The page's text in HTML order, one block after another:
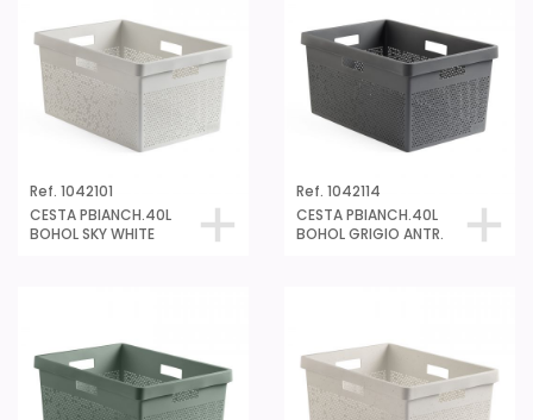
Ref. 1042101
CESTA PBIANCH.40L
BOHOL SKY WHITE
Ref. 1042114
CESTA PBIANCH.40L
BOHOL GRIGIO ANTR.